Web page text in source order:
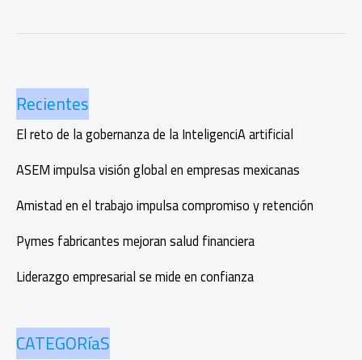
trabajo:
mexicanos
buscan
ser
ellos
mismos
Recientes
El reto de la gobernanza de la InteligenciA artificial
ASEM impulsa visión global en empresas mexicanas
Amistad en el trabajo impulsa compromiso y retención
Pymes fabricantes mejoran salud financiera
Liderazgo empresarial se mide en confianza
CATEGORíaS